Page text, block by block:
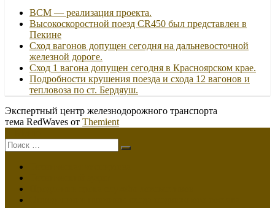
ВСМ — реализация проекта.
Высокоскоростной поезд CR450 был представлен в
Пекине
Сход вагонов допущен сегодня на дальневосточной
железной дороге.
Сход 1 вагона допущен сегодня в Красноярском крае.
Подробности крушения поезда и схода 12 вагонов и
тепловоза по ст. Бердяуш.
Экспертный центр железнодорожного транспорта
тема RedWaves от Themient
Поиск: